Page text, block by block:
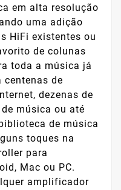
em alta resolução
uma adição
HiFi existentes ou
de colunas
toda a música já
centenas de
dezenas de
música ou até
de música
toques na
para
Mac ou PC.
amplificador